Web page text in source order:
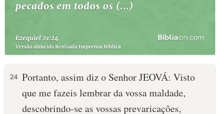
24 Portanto, assim diz o Senhor JEOVÁ: Visto
que me fazeis lembrar da vossa maldade,
descobrindo-se as vossas prevaricações,